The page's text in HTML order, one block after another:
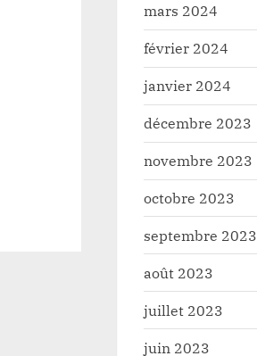
mars 2024
février 2024
janvier 2024
décembre 2023
novembre 2023
octobre 2023
septembre 2023
août 2023
juillet 2023
juin 2023